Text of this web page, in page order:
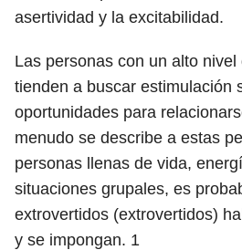
asertividad y la excitabilidad.
Las personas con un alto nivel
tienden a buscar estimulación
oportunidades para
menudo se describe a estas
personas llenas de vida,
situaciones grupales, es
extrovertidos (extrovertidos)
y se impongan. 1